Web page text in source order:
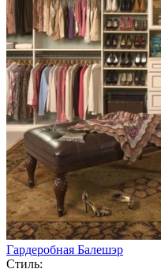
Гардеробная Балешэр
Стиль: